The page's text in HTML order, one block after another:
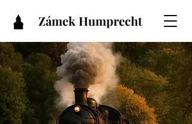
Zámek Humprecht